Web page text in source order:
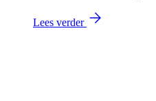
Lees verder